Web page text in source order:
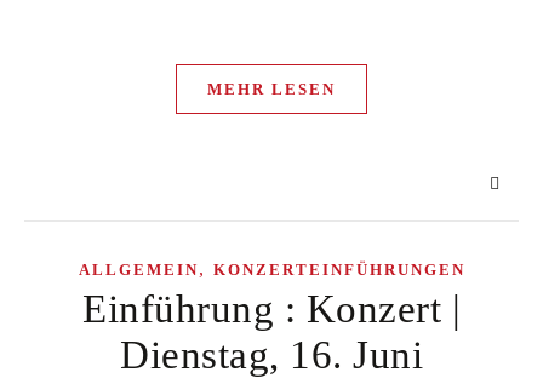
MEHR LESEN
ALLGEMEIN, KONZERTEINFÜHRUNGEN
Einführung : Konzert |
Dienstag, 16. Juni